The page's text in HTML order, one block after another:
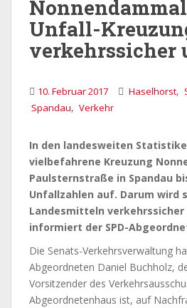
Unfall-
verkehrssicher
10. Februar 2017 Haselhorst,
Spandau, Verkehr
In den landesweiten
vielbefahrene Kreuzung
Paulsternstraße in Spandau
Unfallzahlen auf. Darum wird
Landesmitteln
informiert der SPD-
Die Senats-Verkehrsverwaltung
Abgeordneten Daniel Buchholz,
Vorsitzender des
Abgeordnetenhaus ist, auf